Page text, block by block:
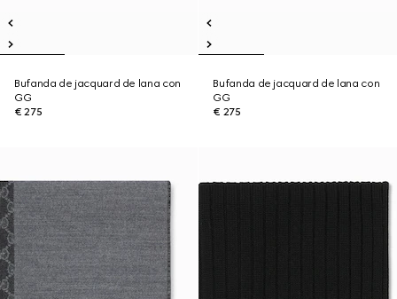
Bufanda de jacquard de lana con
GG
€ 275
Bufanda de jacquard de lana con
GG
€ 275